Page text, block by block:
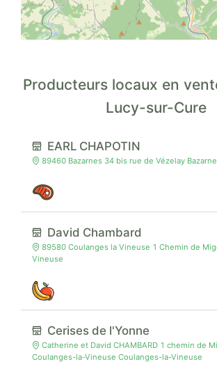
Producteurs locaux en
Lucy-sur-Cure
EARL CHAPOTIN
89460 Bazarnes 34 bis rue de Vézelay
David Chambard
89580 Coulanges la Vineuse 1 Chemin de
Vineuse
Cerises de l'Yonne
Catherine et David CHAMBARD 1 chemin de
Coulanges-la-Vineuse Coulanges-la-Vineuse